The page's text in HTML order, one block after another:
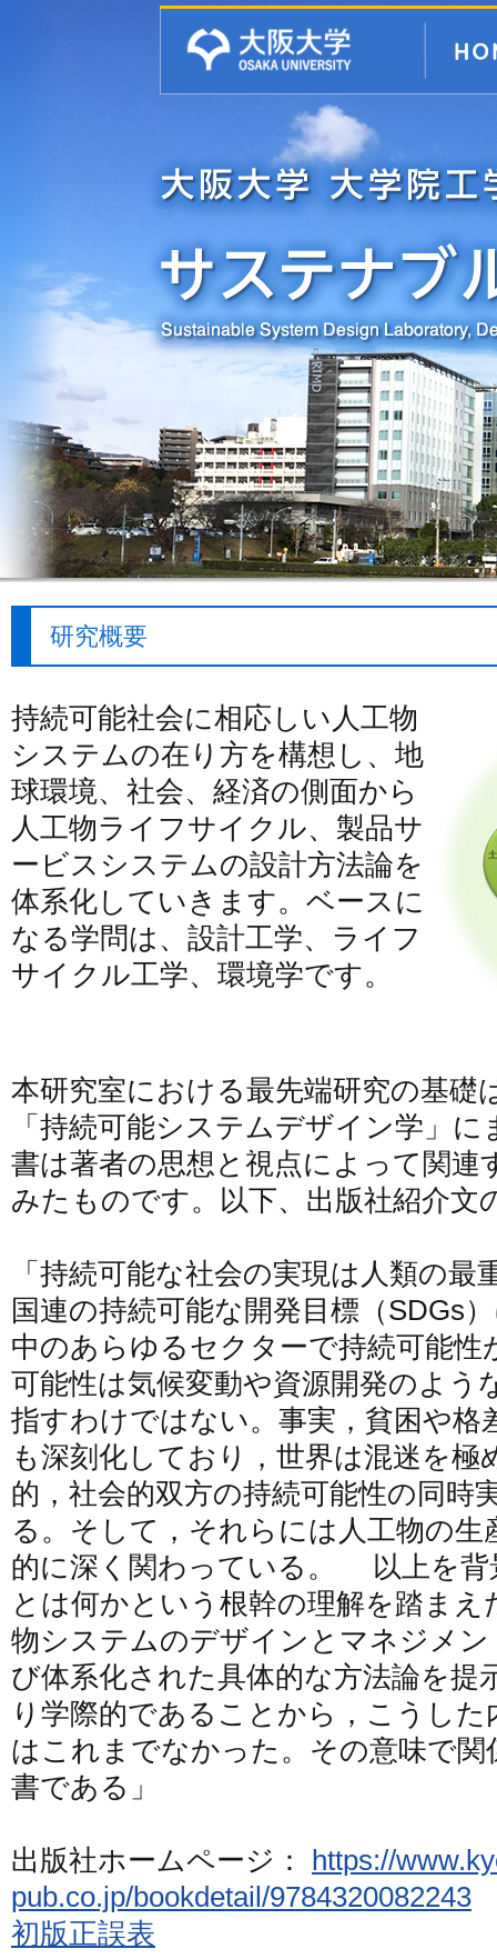
研究概要
持続可能社会に相応しい人工物
システムの在り方を構想し、地
球環境、社会、経済の側面から
人工物ライフサイクル、製品サ
ービスシステムの設計方法論を
体系化していきます。ベースに
なる学問は、設計工学、ライフ
サイクル工学、環境学です。
本研究室における最先端研究の基礎
「持続可能システムデザイン学」
書は著者の思想と視点によって関連
みたものです。以下、出版社紹介文
「持続可能な社会の実現は人類の
国連の持続可能な開発目標（SDGs
中のあらゆるセクターで持続可能性
可能性は気候変動や資源開発のよう
指すわけではない。事実，貧困や格
も深刻化しており，世界は混迷を極
的，社会的双方の持続可能性の同時
る。そして，それらには人工物の生
的に深く関わっている。 以上を背
とは何かという根幹の理解を踏まえ
物システムのデザインとマネジメ
び体系化された具体的な方法論を提
り学際的であることから，こうし
はこれまでなかった。その意味で関
書である」
出版社ホームページ：
https://
pub.co.jp/bookdetail/9784320082243
初版正誤表